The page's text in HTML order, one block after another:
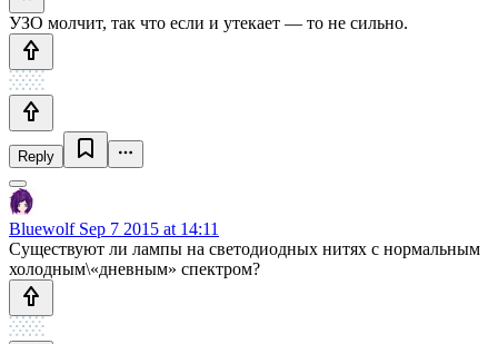
УЗО молчит, так что если и утекает — то не сильно.
Reply
BluewolfSep 7 2015 at 14:11
Существуют ли лампы на светодиодных нитях с нормальным
холодным\«дневным» спектром?